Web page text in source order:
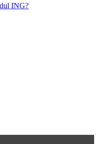
ING?